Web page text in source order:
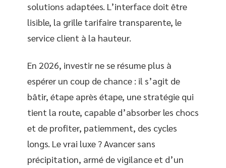
solutions adaptées. L’interface doit être
lisible, la grille tarifaire transparente, le
service client à la hauteur.
En 2026, investir ne se résume plus à
espérer un coup de chance : il s’agit de
bâtir, étape après étape, une stratégie qui
tient la route, capable d’absorber les chocs
et de profiter, patiemment, des cycles
longs. Le vrai luxe ? Avancer sans
précipitation, armé de vigilance et d’un